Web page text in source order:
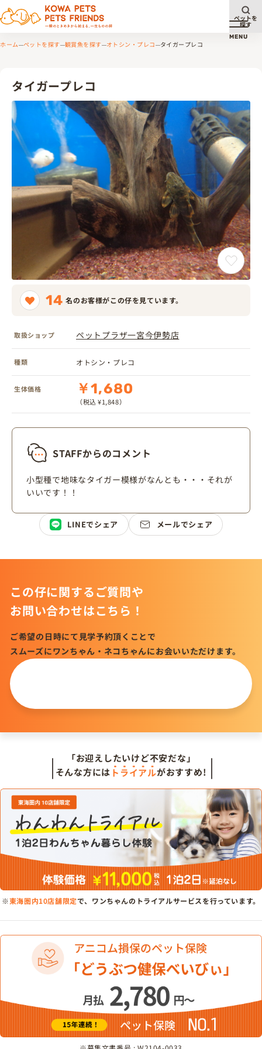
メニ
MENU
ペットを
探す
ホーム ペットを探す 観賞魚を探す オトシン・プレコ タイガープレコ
タイガープレコ
14 名のお客様がこの仔を見ています。
取扱ショップ ペットプラザ一宮今伊勢店
種類 オトシン・プレコ
生体価格 ￥1,680
（税込 ¥1,848）
STAFFからのコメント
小型種で地味なタイガー模様がなんとも・・・それが
いいです！！
LINEでシェア メールでシェア
この仔に関するご質問や
お問い合わせはこちら！
ご希望の日時にて見学予約頂くことで
スムーズにワンちゃん・ネコちゃんにお会いいただけます。
「お迎えしたいけど不安だな」
そんな方には トライアルがおすすめ!
※東海圏内10店舗限定で、ワンちゃんのトライアルサービスを行っています。